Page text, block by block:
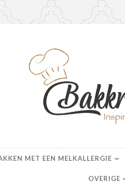
MET EEN MELKALLERGIE
OVERIGE